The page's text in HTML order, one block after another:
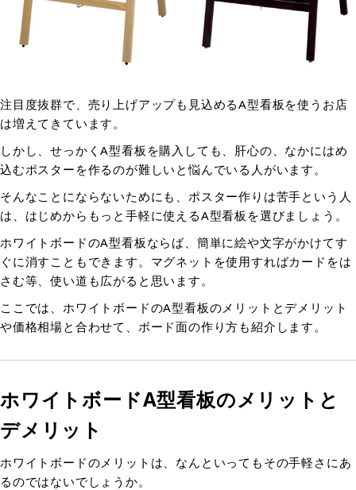
注目度抜群で、売り上げアップも見込めるA型看板を使うお店
は増えてきています。
しかし、せっかくA型看板を購入しても、肝心の、なかにはめ
込むポスターを作るのが難しいと悩んでいる人がいます。
そんなことにならないためにも、ポスター作りは苦手という人
は、はじめからもっと手軽に使えるA型看板を選びましょう。
ホワイトボードのA型看板ならば、簡単に絵や文字がかけてす
ぐに消すこともできます。マグネットを使用すればカードをは
さむ等、使い道も広がると思います。
ここでは、ホワイトボードのA型看板のメリットとデメリット
や価格相場と合わせて、ボード面の作り方も紹介します。
ホワイトボードA型看板のメリットと
デメリット
ホワイトボードのメリットは、なんといってもその手軽さにあ
るのではないでしょうか。